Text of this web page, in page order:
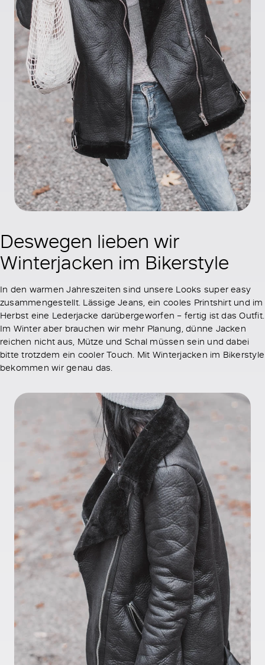
Deswegen lieben wir
Winterjacken im Bikerstyle
In den warmen Jahreszeiten sind unsere Looks super easy
zusammengestellt. Lässige Jeans, ein cooles Printshirt und im
Herbst eine Lederjacke darübergeworfen – fertig ist das Outfit.
Im Winter aber brauchen wir mehr Planung, dünne Jacken
reichen nicht aus, Mütze und Schal müssen sein und dabei
bitte trotzdem ein cooler Touch. Mit Winterjacken im Bikerstyle
bekommen wir genau das.